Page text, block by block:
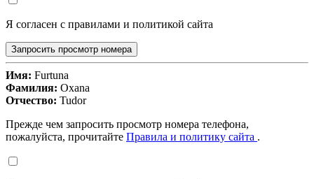
Я согласен с правилами и политикой сайта
Запросить просмотр номера
Имя: Furtuna
Фамилия: Oxana
Отчество: Tudor
Прежде чем запросить просмотр номера телефона,
пожалуйста, прочитайте Правила и политику сайта .